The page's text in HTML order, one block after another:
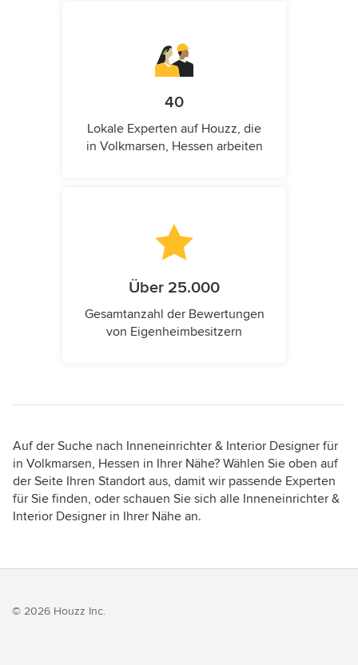
40
Lokale Experten auf Houzz, die
in Volkmarsen, Hessen arbeiten
Über 25.000
Gesamtanzahl der Bewertungen
von Eigenheimbesitzern
Auf der Suche nach Inneneinrichter & Interior Designer für
in Volkmarsen, Hessen in Ihrer Nähe? Wählen Sie oben auf
der Seite Ihren Standort aus, damit wir passende Experten
für Sie finden, oder schauen Sie sich alle Inneneinrichter &
Interior Designer in Ihrer Nähe an.
© 2026 Houzz Inc.